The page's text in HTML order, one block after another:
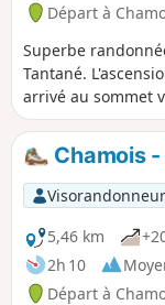
Départ à
Superbe
Tantané.
arrivé au sommet
vue panoramique,
Mont Rose.
Chamois
Visorandonneur
5,46 km
2h 10
Départ à